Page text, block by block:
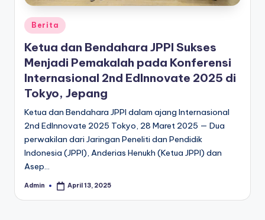
Posted
in
Berita
Ketua dan Bendahara JPPI Sukses
Menjadi Pemakalah pada Konferensi
Internasional 2nd EdInnovate 2025 di
Tokyo, Jepang
Ketua dan Bendahara JPPI dalam ajang Internasional
2nd EdInnovate 2025 Tokyo, 28 Maret 2025 — Dua
perwakilan dari Jaringan Peneliti dan Pendidik
Indonesia (JPPI), Anderias Henukh (Ketua JPPI) dan
Asep…
Posted
Admin April 13, 2025